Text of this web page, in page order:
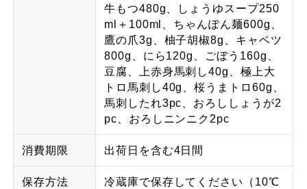
牛もつ480g、しょうゆスープ250
ml＋100ml、ちゃんぽん麺600g、
鷹の爪3g、柚子胡椒8g、キャベツ
800g、にら120g、ごぼう160g、
豆腐、上赤身馬刺し40g、極上大
トロ馬刺し40g、桜うまトロ60g、
馬刺したれ3pc、おろししょうが2
pc、おろしニンニク2pc
消費期限 出荷日を含む4日間
保存方法
冷蔵庫で保存してください（10℃